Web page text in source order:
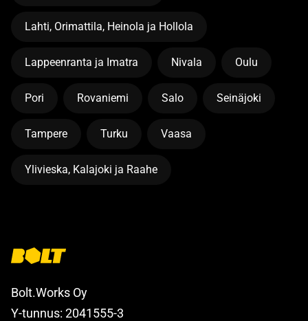
Lahti, Orimattila, Heinola ja Hollola
Lappeenranta ja Imatra Nivala Oulu
Pori Rovaniemi Salo Seinäjoki
Tampere Turku Vaasa
Ylivieska, Kalajoki ja Raahe
Bolt.Works Oy
Y-tunnus: 2041555-3